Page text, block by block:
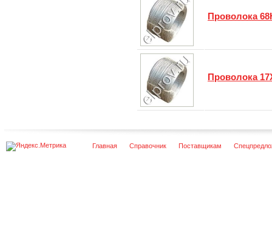
Проволока
Проволока
Главная Справочник Поставщикам